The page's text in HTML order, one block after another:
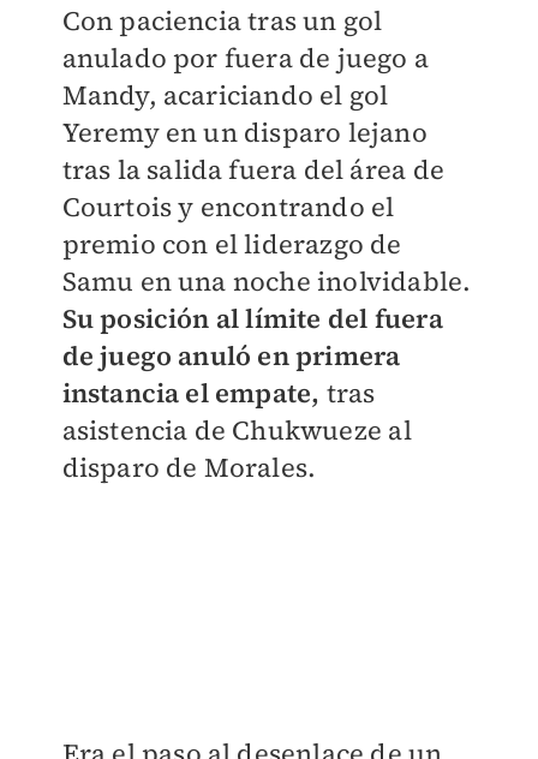
Con paciencia tras un gol
anulado por fuera de juego a
Mandy, acariciando el gol
Yeremy en un disparo lejano
tras la salida fuera del área de
Courtois y encontrando el
premio con el liderazgo de
Samu en una noche inolvidable.
Su posición al límite del fuera
de juego anuló en primera
instancia el empate, tras
asistencia de Chukwueze al
disparo de Morales.